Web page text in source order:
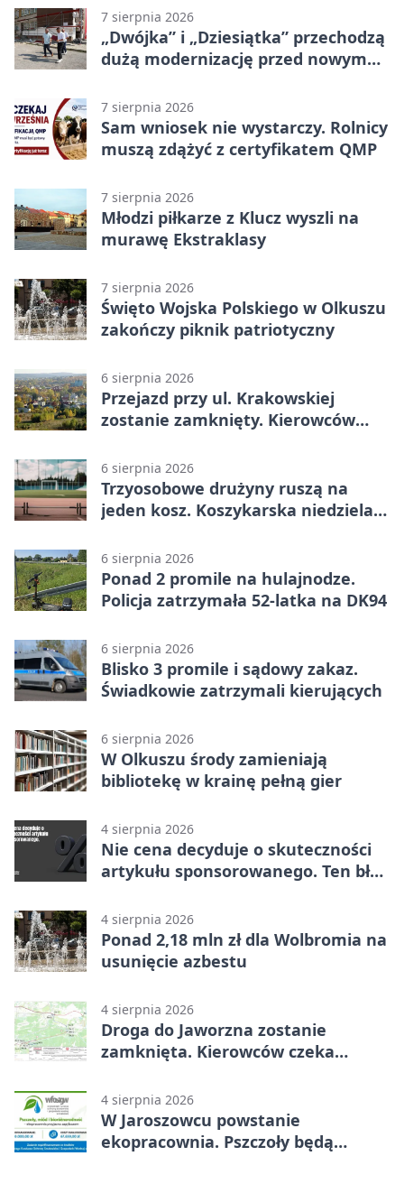
7 sierpnia 2026
„Dwójka” i „Dziesiątka” przechodzą
dużą modernizację przed nowym
7 sierpnia 2026
Sam wniosek nie wystarczy. Rolnicy
muszą zdążyć z certyfikatem QMP
7 sierpnia 2026
Młodzi piłkarze z Klucz wyszli na
murawę Ekstraklasy
7 sierpnia 2026
Święto Wojska Polskiego w Olkuszu
zakończy piknik patriotyczny
6 sierpnia 2026
Przejazd przy ul. Krakowskiej
zostanie zamknięty. Kierowców
6 sierpnia 2026
Trzyosobowe drużyny ruszą na
jeden kosz. Koszykarska niedziela
6 sierpnia 2026
Ponad 2 promile na hulajnodze.
Policja zatrzymała 52-latka na DK94
6 sierpnia 2026
Blisko 3 promile i sądowy zakaz.
Świadkowie zatrzymali kierujących
6 sierpnia 2026
W Olkuszu środy zamieniają
bibliotekę w krainę pełną gier
4 sierpnia 2026
Nie cena decyduje o skuteczności
artykułu sponsorowanego. Ten błąd
4 sierpnia 2026
Ponad 2,18 mln zł dla Wolbromia na
usunięcie azbestu
4 sierpnia 2026
Droga do Jaworzna zostanie
zamknięta. Kierowców czeka
4 sierpnia 2026
W Jaroszowcu powstanie
ekopracownia. Pszczoły będą